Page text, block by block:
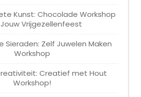
Kunst: Chocolade Workshop
Vrijgezellenfeest
Sieraden: Zelf Juwelen Maken
Workshop
Creatief met Hout
Workshop!